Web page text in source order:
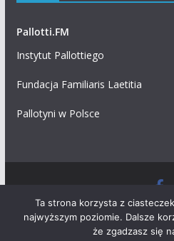
Pallotti.FM
Instytut Pallottiego
Fundacja Familiaris Laetitia
Pallotyni w Polsce
Prawa autorskie © 2026Polski
Apostołów Pokoju.
ColorMagstworzony
Ta strona korzysta z
najwyższym poziomie. Dalsze
że zgadzasz się